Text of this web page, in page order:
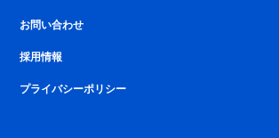
お問い合わせ
採用情報
プライバシーポリシー